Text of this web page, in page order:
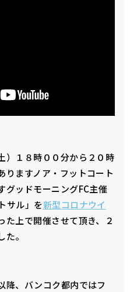
）１８時００分から２０時
りますノア・フットコート
グッドモーニングFC主催
サル」を新型コロナウイ
た上で開催させて頂き、２
。
降、バンコク都内ではフ